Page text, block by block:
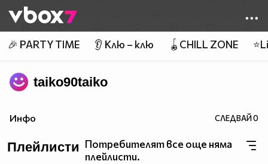
👾
🎉 PARTY TIME 👂 Клю – клю 🪀CHILL ZONE
taiko90taiko
Инфо СЛЕДВАЙ0
Плейлисти Потребителят все още няма
плейлисти.